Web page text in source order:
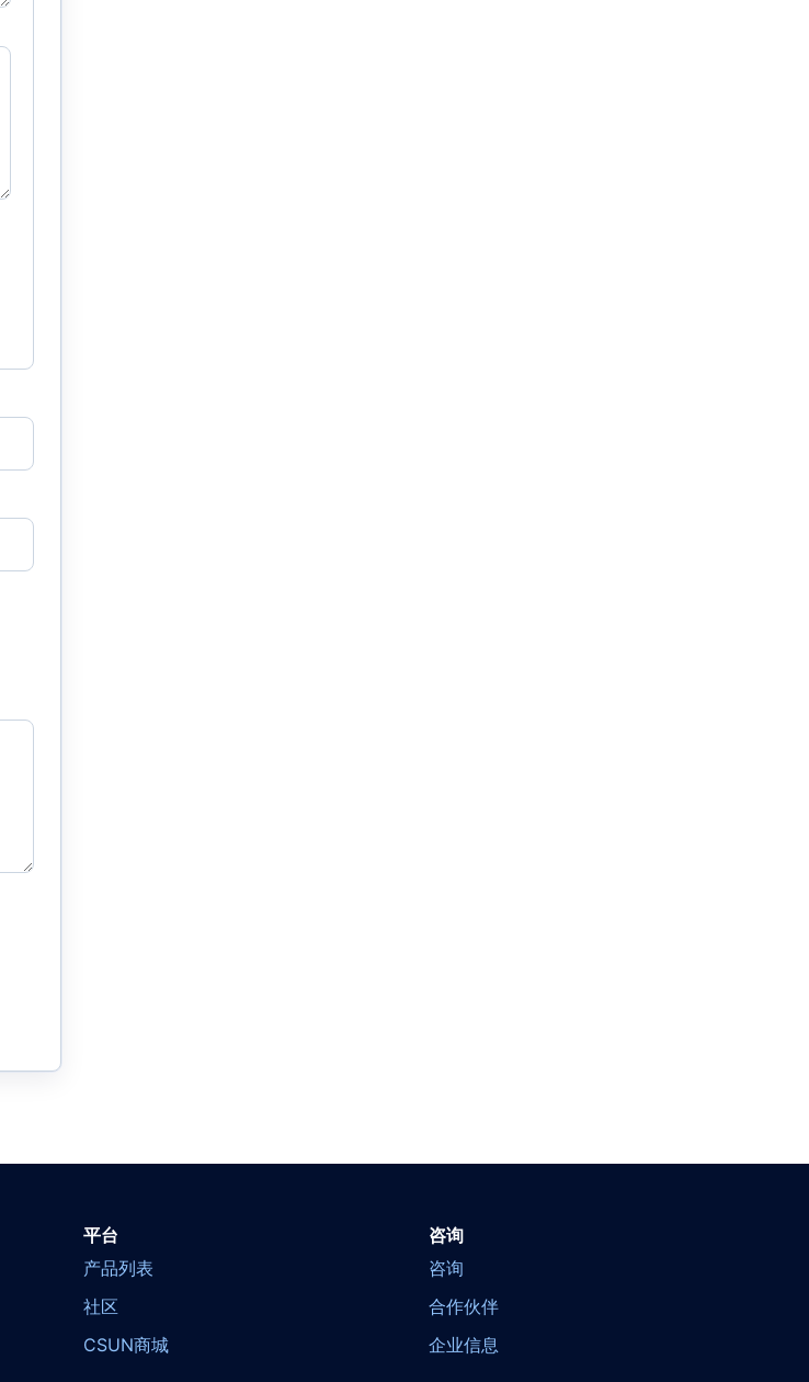
平台
产品列表
社区
CSUN商城
咨询
咨询
合作伙伴
企业信息